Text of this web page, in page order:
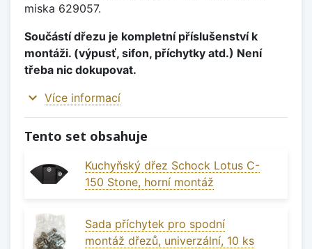
miska 629057.
Součástí dřezu je kompletní příslušenství k
montáži. (výpusť, sifon, příchytky atd.) Není
třeba nic dokupovat.
expand_more Více informací
Tento set obsahuje
Kuchyňský dřez Schock Lotus C-
150 Stone, horní montáž
Sada příchytek pro spodní
montáž dřezů, univerzální, 10 ks